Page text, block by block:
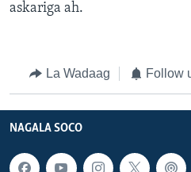
askariga ah.
La Wadaag Follow
NAGALA SOCO